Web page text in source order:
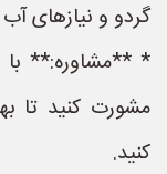
گردو و نیازهای
* **مشاوره:** با
مشورت کنید تا
کنید.